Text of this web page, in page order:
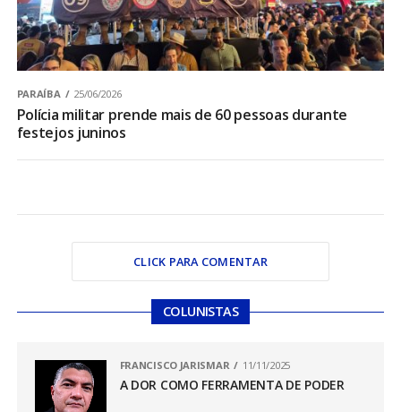
PARAÍBA 25/06/2026
Polícia militar prende mais de 60 pessoas durante
festejos juninos
CLICK PARA COMENTAR
COLUNISTAS
FRANCISCO JARISMAR 11/11/2025
A DOR COMO FERRAMENTA DE PODER